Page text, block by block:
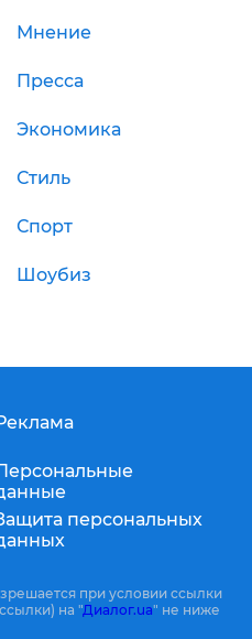
Мнение
Пресса
Экономика
Стиль
Спорт
Шоубиз
персональных
при условии ссылки
на "Диалог.ua" не ниже